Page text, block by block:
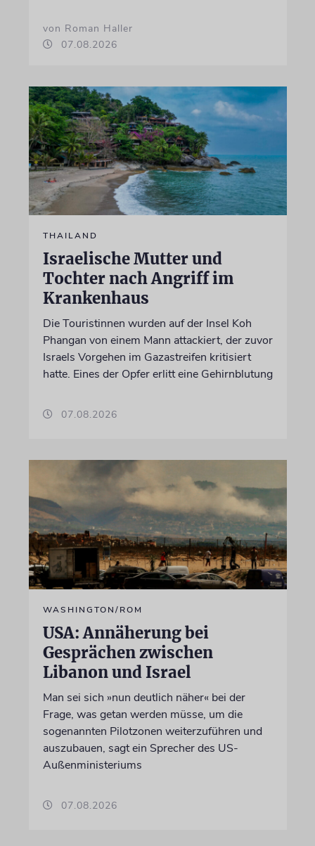
von Roman Haller
07.08.2026
THAILAND
Israelische Mutter und
Tochter nach Angriff im
Krankenhaus
Die Touristinnen wurden auf der Insel Koh
Phangan von einem Mann attackiert, der zuvor
Israels Vorgehen im Gazastreifen kritisiert
hatte. Eines der Opfer erlitt eine Gehirnblutung
07.08.2026
WASHINGTON/ROM
USA: Annäherung bei
Gesprächen zwischen
Libanon und Israel
Man sei sich »nun deutlich näher« bei der
Frage, was getan werden müsse, um die
sogenannten Pilotzonen weiterzuführen und
auszubauen, sagt ein Sprecher des US-
Außenministeriums
07.08.2026